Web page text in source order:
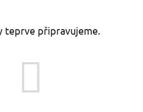
teprve připravujeme.